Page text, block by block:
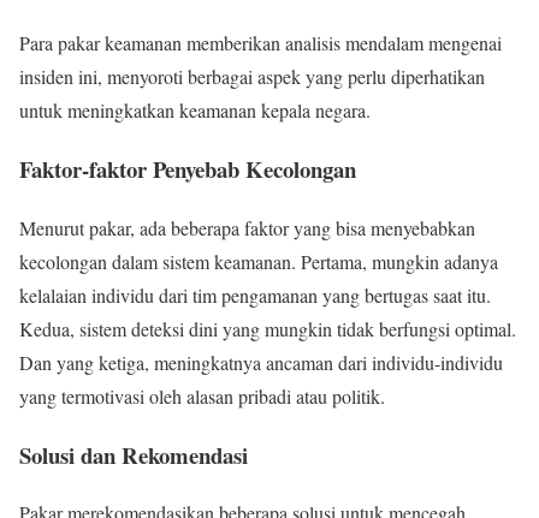
Para pakar keamanan memberikan analisis mendalam mengenai
insiden ini, menyoroti berbagai aspek yang perlu diperhatikan
untuk meningkatkan keamanan kepala negara.
Faktor-faktor Penyebab Kecolongan
Menurut pakar, ada beberapa faktor yang bisa menyebabkan
kecolongan dalam sistem keamanan. Pertama, mungkin adanya
kelalaian individu dari tim pengamanan yang bertugas saat itu.
Kedua, sistem deteksi dini yang mungkin tidak berfungsi optimal.
Dan yang ketiga, meningkatnya ancaman dari individu-individu
yang termotivasi oleh alasan pribadi atau politik.
Solusi dan Rekomendasi